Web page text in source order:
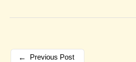
← Previous Post